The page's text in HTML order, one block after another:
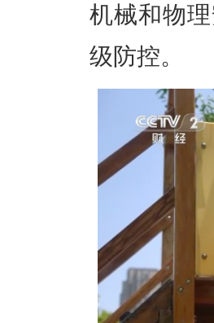
机械和物
级防控。